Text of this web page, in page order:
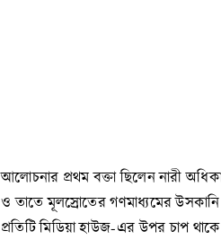
আলোচনার প্রথম বক্তা ছিলেন নারী
ও তাতে মূলস্রোতের গণমাধ্যমের
প্রতিটি মিডিয়া হাউজ-এর উপর চাপ